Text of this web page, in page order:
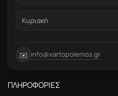
Κυριακή
✉️ info@xartopolemos.gr
ΠΛΗΡΟΦΟΡΙΕΣ